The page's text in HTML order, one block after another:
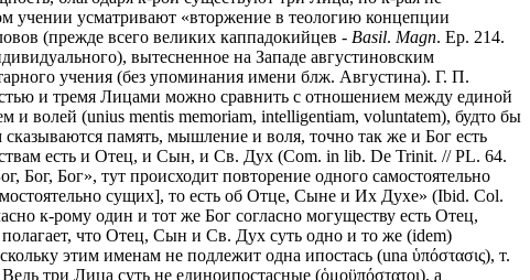
учении усматривают «вторжение в теологию концепции
(прежде всего великих каппадокийцев - Basil. Magn. Ep. 214.
вытесненное на Западе августиновским
учения (без упоминания имени блж. Августина). Г. П.
и тремя Лицами можно сравнить с отношением между единой
волей (unius mentis memoriam, intelligentiam, voluntatem), будто бы
память, мышление и воля, точно так же и Бог есть
есть и Отец, и Сын, и Св. Дух (Com. in lib. De Trinit. // PL. 64.
Бог», тут происходит повторение одного самостоятельно
сущих], то есть об Отце, Сыне и Их Духе» (Ibid. Col.
к-рому один и тот же Бог согласно могуществу есть Отец,
что Отец, Сын и Св. Дух суть одно и то же (idem)
этим именам не подлежит одна ипостась (una ὑπόστασις), т.
три Лица суть не единоипостасные (ὁμοϋπόστατοι), а